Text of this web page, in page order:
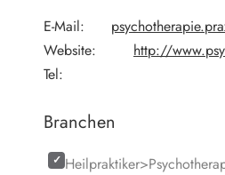
E-Mail:
Website:
http://
Tel:
Branchen